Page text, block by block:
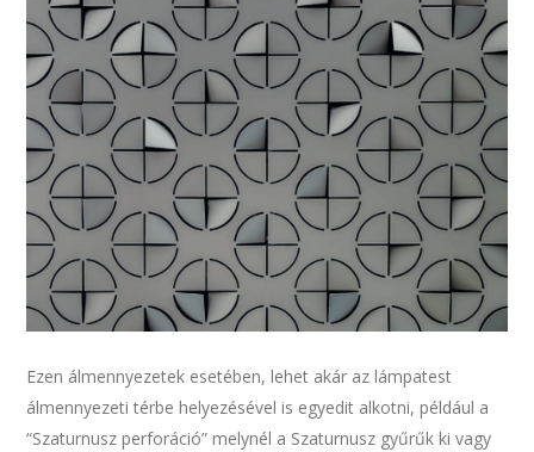
Ezen álmennyezetek esetében, lehet akár az lámpatest
álmennyezeti térbe helyezésével is egyedit alkotni, például a
“Szaturnusz perforáció” melynél a Szaturnusz gyűrűk ki vagy